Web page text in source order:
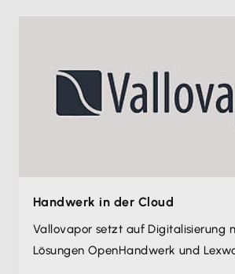
Handwerk in der Cloud
Vallovapor setzt auf Digitalisierung
Lösungen OpenHandwerk und